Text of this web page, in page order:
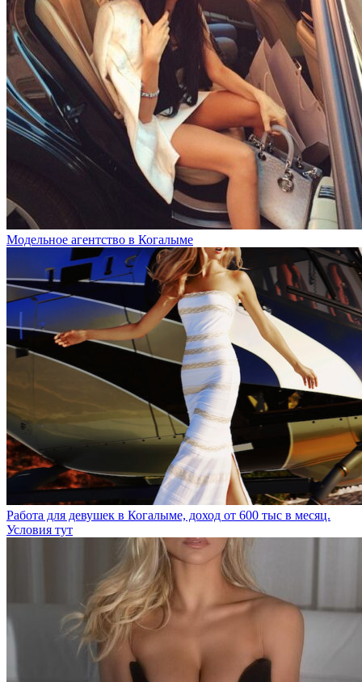
Модельное агентство в Когалыме
Работа для девушек в Когалыме, доход от 600 тыс в месяц.
Условия тут